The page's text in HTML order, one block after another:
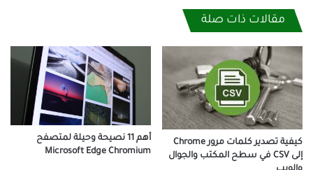
مقالات ذات صلة
كيفية تصدير كلمات مرور Chrome
إلى CSV في سطح المكتب والجوال
أهم 11 نصيحة وحيلة لمتصفح
Microsoft Edge Chromium